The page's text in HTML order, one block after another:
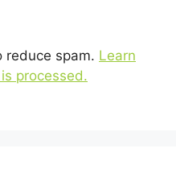
reduce spam. Learn
processed.